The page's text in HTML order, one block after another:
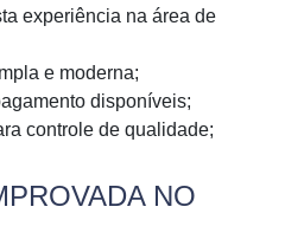
experiência na área de
e moderna;
disponíveis;
controle de qualidade;
NO